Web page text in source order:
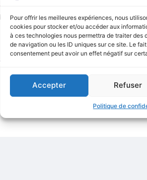
Pour offrir les meilleures expériences, nous
cookies pour stocker et/ou accéder aux
à ces technologies nous permettra de traiter des
de navigation ou les ID uniques sur ce site. Le
consentement peut avoir un effet négatif sur
Accepter Refuser
Politique de
disponible actuellement !